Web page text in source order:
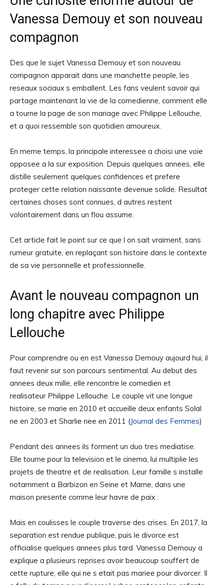
Vanessa Demouy et son nouveau
compagnon
Des que le sujet Vanessa Demouy et son nouveau
compagnon apparait dans une manchette people, les
reseaux sociaux s emballent. Les fans veulent savoir qui
partage maintenant la vie de la comedienne, comment elle
a tourne la page de son mariage avec Philippe Lellouche,
et a quoi ressemble son quotidien amoureux.
En meme temps, la principale interessee a choisi une voie
opposee a la sur exposition. Depuis quelques annees, elle
distille seulement quelques confidences et prefere
proteger cette relation naissante devenue solide. Resultat
certaines choses sont connues, d autres restent
volontairement dans un flou assume.
Cet article fait le point sur ce que l on sait vraiment, sans
rumeur gratuite, en replaçant son histoire dans le contexte
de sa vie personnelle et professionnelle.
Avant le nouveau compagnon un
long chapitre avec Philippe
Lellouche
Pour comprendre ou en est Vanessa Demouy aujourd hui, il
faut revenir sur son parcours sentimental. Au debut des
annees deux mille, elle rencontre le comedien et
realisateur Philippe Lellouche. Le couple vit une longue
histoire, se marie en 2010 et accueille deux enfants Solal
ne en 2003 et Sharlie nee en 2011 (Journal des Femmes)
Pendant des annees ils forment un duo tres mediatise.
Elle tourne pour la television et le cinema, lui multiplie les
projets de theatre et de realisation. Leur famille s installe
notamment a Barbizon en Seine et Marne, dans une
maison presente comme leur havre de paix .
Mais en coulisses le couple traverse des crises. En 2017, la
separation est rendue publique, puis le divorce est
officialise quelques annees plus tard. Vanessa Demouy a
explique a plusieurs reprises avoir beaucoup souffert de
cette rupture, elle qui ne s etait pas mariee pour divorcer. Il